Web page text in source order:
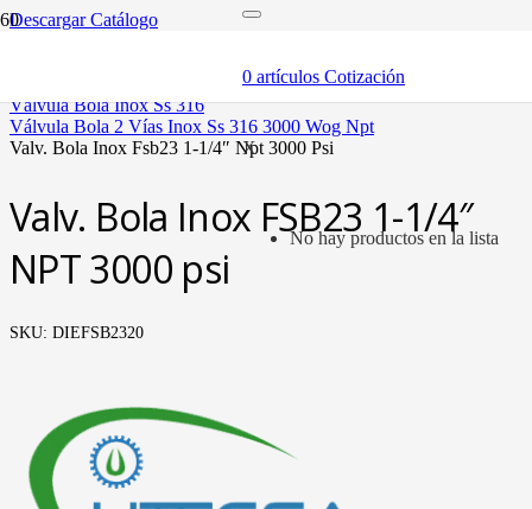
0 artículos Cotización
X
No hay productos en la lista
Descargar Catálogo
válvula bola inox ss 316
válvula bola 2 vías inox ss 316 3000 wog npt
valv. bola inox fsb23 1-1/4″ npt 3000 psi
Valv. Bola Inox FSB23 1-1/4″
NPT 3000 psi
SKU: DIEFSB2320